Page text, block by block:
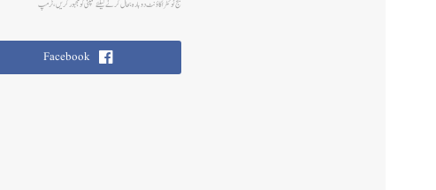
جج ٹوئٹر اکاؤنٹ دوبارہ بحال کرنے کیلئے کمپنی کو مجبور کریں، ٹرمپ
Facebook